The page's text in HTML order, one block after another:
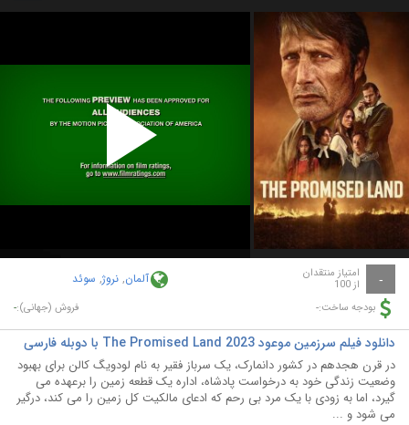
Play
Video
- امتیاز منتقدان
از 100 آلمان, نروژ, سوئد
بودجه ساخت:- فروش (جهانی):-
دانلود فیلم سرزمین موعود The Promised Land 2023 با دوبله فارسی
در قرن هجدهم در کشور دانمارک، یک سرباز فقیر به نام لودویگ کالن برای بهبود
وضعیت زندگی خود به درخواست پادشاه، اداره یک قطعه زمین را برعهده می
گیرد، اما به زودی با یک مرد بی رحم که ادعای مالکیت کل زمین را می کند، درگیر
می شود و ...